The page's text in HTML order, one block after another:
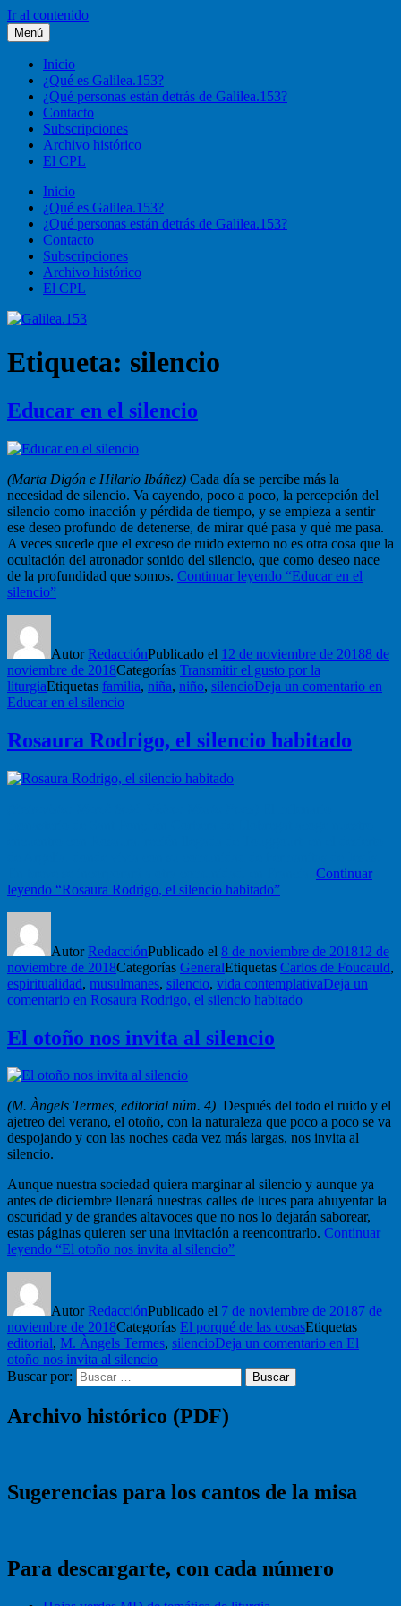
Ir al contenido
Galilea.153
Liturgia, pastoral, vida cristiana
Menú
Inicio
¿Qué es Galilea.153?
¿Qué personas están detrás de Galilea.153?
Contacto
Subscripciones
Archivo histórico
El CPL
Inicio
¿Qué es Galilea.153?
¿Qué personas están detrás de Galilea.153?
Contacto
Subscripciones
Archivo histórico
El CPL
Etiqueta: silencio
Educar en el silencio
(Marta Digón e Hilario Ibáñez) Cada día se percibe más la
necesidad de silencio. Va cayendo, poco a poco, la percepción del
silencio como inacción y pérdida de tiempo, y se empieza a sentir
ese deseo profundo de detenerse, de mirar qué pasa y qué me pasa.
A veces sucede que el exceso de ruido externo no es otra cosa que la
ocultación del atronador sonido del silencio, que como deseo nace
de la profundidad que somos. Continuar leyendo “Educar en el
silencio”
AutorRedacciónPublicado el 12 de noviembre de 20188 de
noviembre de 2018Categorías Transmitir el gusto por la
liturgiaEtiquetas familia, niña, niño, silencioDeja un comentario en
Educar en el silencio
Rosaura Rodrigo, el silencio habitado
Continuar
leyendo “Rosaura Rodrigo, el silencio habitado”
AutorRedacciónPublicado el 8 de noviembre de 201812 de
noviembre de 2018Categorías GeneralEtiquetas Carlos de Foucauld,
espiritualidad, musulmanes, silencio, vida contemplativaDeja un
comentario en Rosaura Rodrigo, el silencio habitado
El otoño nos invita al silencio
(M. Àngels Termes, editorial núm. 4) Después del todo el ruido y el
ajetreo del verano, el otoño, con la naturaleza que poco a poco se va
despojando y con las noches cada vez más largas, nos invita al
silencio.
Aunque nuestra sociedad quiera marginar al silencio y aunque ya
antes de diciembre llenará nuestras calles de luces para ahuyentar la
oscuridad y de grandes altavoces que no nos lo dejarán saborear,
estas páginas quieren ser una invitación a reencontrarlo. Continuar
leyendo “El otoño nos invita al silencio”
AutorRedacciónPublicado el 7 de noviembre de 20187 de
noviembre de 2018Categorías El porqué de las cosasEtiquetas
editorial, M. Àngels Termes, silencioDeja un comentario en El
otoño nos invita al silencio
Buscar por:
Buscar
Archivo histórico (PDF)
Sugerencias para los cantos de la misa
Para descargarte, con cada número